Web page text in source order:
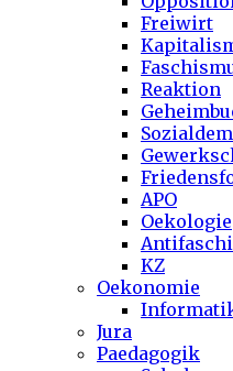
Freiwirt
Reaktion
APO
Oekologie
KZ
Oekonomie
Jura
Paedagogik